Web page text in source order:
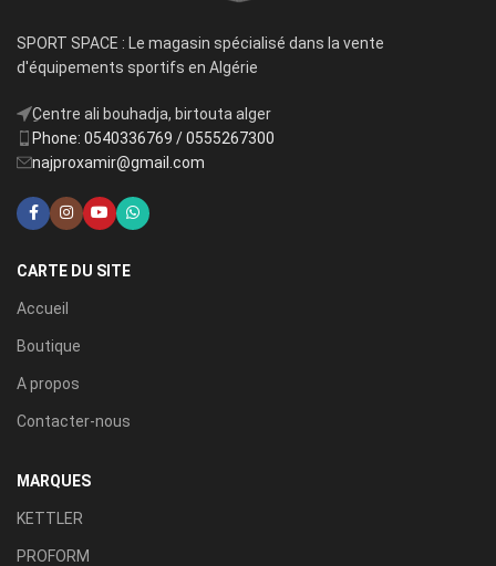
SPORT SPACE : Le magasin spécialisé dans la vente
d'équipements sportifs en Algérie
ِCentre ali bouhadja, birtouta alger
Phone: 0540336769 / 0555267300
najproxamir@gmail.com
CARTE DU SITE
Accueil
Boutique
A propos
Contacter-nous
MARQUES
KETTLER
PROFORM